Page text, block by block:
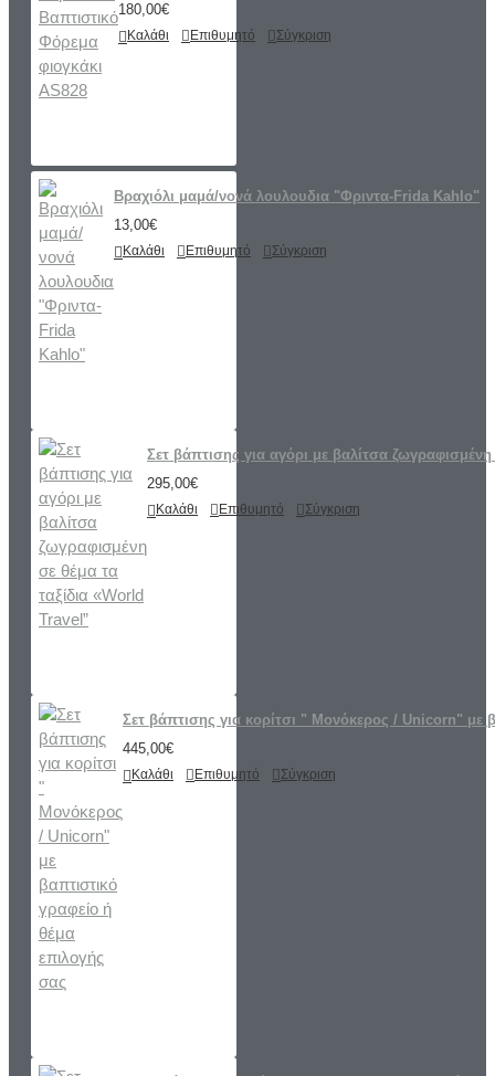
180,00€
Καλάθι Επιθυμητό Σύγκριση
Βραχιόλι μαμά/νονά λουλουδια "Φριντα-Frida Kahlo"
13,00€
Καλάθι Επιθυμητό Σύγκριση
Σετ βάπτισης για αγόρι με βαλίτσα
295,00€
Καλάθι Επιθυμητό Σύγκριση
Σετ βάπτισης για κορίτσι " Μονόκερος / Unicorn" με
445,00€
Καλάθι Επιθυμητό Σύγκριση